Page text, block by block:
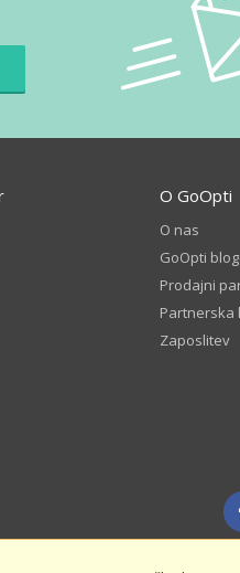
O GoOpti
O nas
GoOpti blog
Prodajni
Partnerska
Zaposlitev